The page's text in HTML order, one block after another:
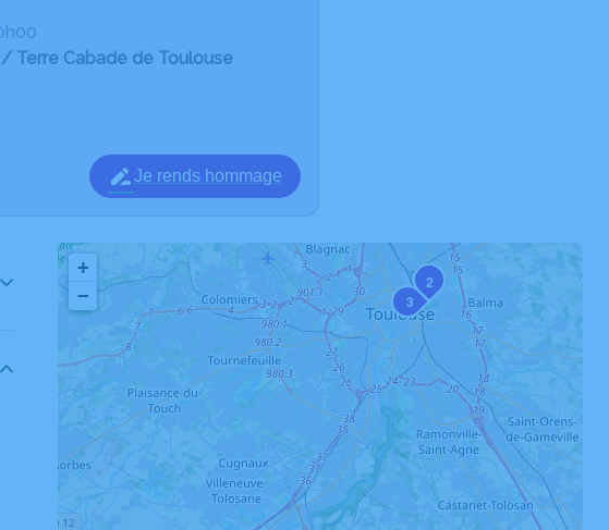
Terre Cabade de Toulouse
Je rends hommage
2
3
+
−